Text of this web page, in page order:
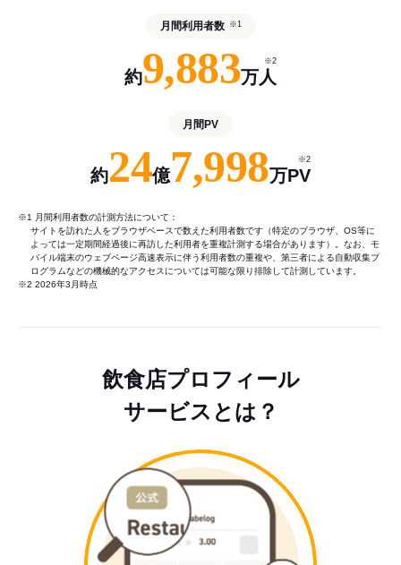
月間利用者数 ※1
約9,883万人
※2
月間PV
約24億7,998万PV
※2
※1 月間利用者数の計測方法について：
サイトを訪れた人をブラウザベースで数えた利用者数です（特定のブラウザ、OS等に
よっては一定期間経過後に再訪した利用者を重複計測する場合があります）。なお、モ
バイル端末のウェブページ高速表示に伴う利用者数の重複や、第三者による自動収集プ
ログラムなどの機械的なアクセスについては可能な限り排除して計測しています。
※2 2026年3月時点
飲食店プロフィール
サービスとは？